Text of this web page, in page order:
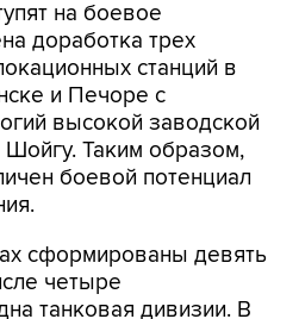
на боевое
доработка трех
станций в
и Печоре с
высокой заводской
Шойгу. Таким образом,
боевой потенциал
сформированы девять
четыре
танковая дивизии. В